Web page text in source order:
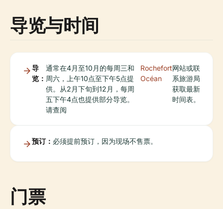
导览与时间
导
览：
通常在4月至10月的每周三和
周六，上午10点至下午5点提
供。从2月下旬到12月，每周
五下午4点也提供部分导览。
请查阅
Rochefort
Océan
网站或联
系旅游局
获取最新
时间表。
预订： 必须提前预订，因为现场不售票。
门票